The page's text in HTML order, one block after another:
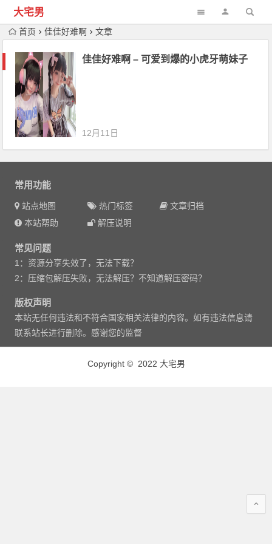
大宅男
首页 佳佳好难啊 文章
佳佳好难啊 – 可爱到爆的小虎牙萌妹子
12月11日
常用功能
站点地图 热门标签
文章归档
本站帮助
解压说明
常见问题
1：资源分享失效了，无法下载？
2：压缩包解压失败，无法解压？不知道解压密码？
版权声明
本站无任何违法和不符合国家相关法律的内容。如有违法信息请
联系站长进行删除。感谢您的监督
Copyright © 2022 大宅男